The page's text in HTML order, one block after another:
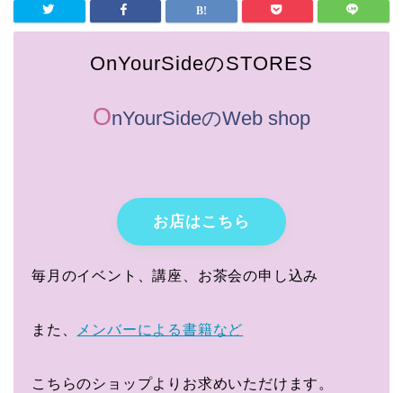
OnYourSideのSTORES
OnYourSideのWeb shop
お店はこちら
毎月のイベント、講座、お茶会の申し込み
また、 メンバーによる書籍など
こちらのショップよりお求めいただけます。